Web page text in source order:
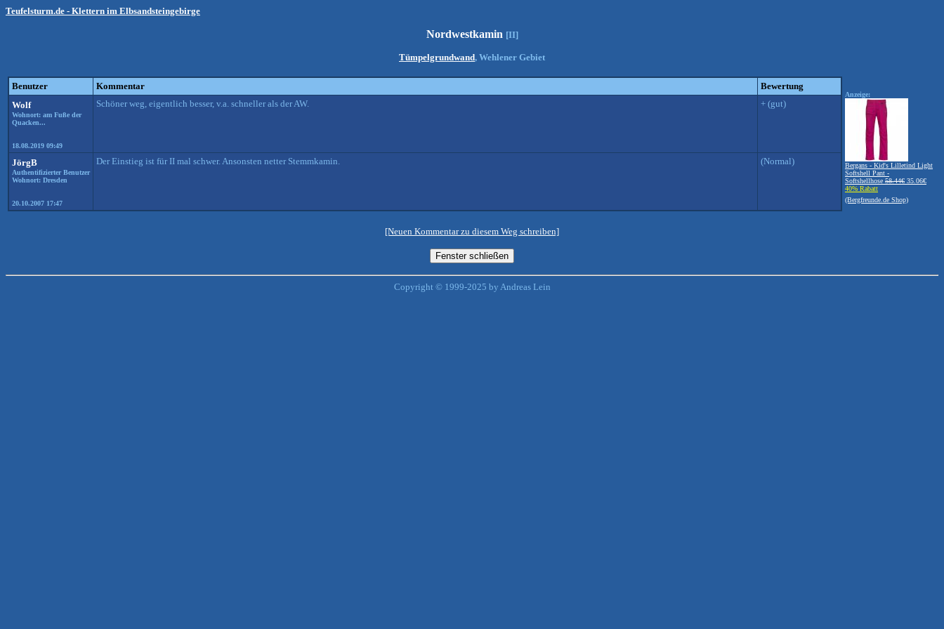
Teufelsturm.de - Klettern im Elbsandsteingebirge
Nordwestkamin [II]
Tümpelgrundwand, Wehlener Gebiet
Benutzer Kommentar
Bewertung
Wolf
Wohnort: am Fuße der
Quacken...
18.08.2019 09:49
Schöner weg, eigentlich besser, v.a. schneller als der AW. + (gut)
JörgB
Authentifizierter Benutzer
Wohnort: Dresden
20.10.2007 17:47
Der Einstieg ist für II mal schwer. Ansonsten netter Stemmkamin. (Normal)
Anzeige:
Bergans - Kid's Lilletind Light
Softshell Pant -
Softshellhose 58.44€ 35.06€
40% Rabatt
(Bergfreunde.de Shop)
[Neuen Kommentar zu diesem Weg schreiben]
Copyright © 1999-2025 by Andreas Lein